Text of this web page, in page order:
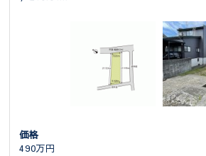
価格
490万円